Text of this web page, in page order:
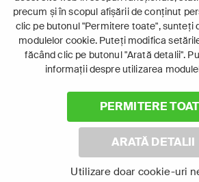
precum și în scopul afișării de conținut
clic pe butonul "Permitere toate", sunteți
modulelor cookie. Puteți modifica
făcând clic pe butonul "Arată detalii".
informații despre utilizarea
PERMITERE
ARATĂ DETALII
Utilizare doar cookie-uri
Rugăciune pentru